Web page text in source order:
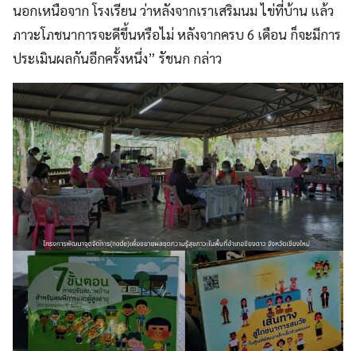
นอกเหนือจาก โรงเรียน ว่าหลังจากเราเสริมนม ไข่ที่บ้าน แล้ว
ภาวะโภชนาการจะดีขึ้นหรือไม่ หลังจากครบ 6 เดือน ก็จะมีการ
ประเมินผลกันอีกครั้งหนึ่ง” รัชนก กล่าว